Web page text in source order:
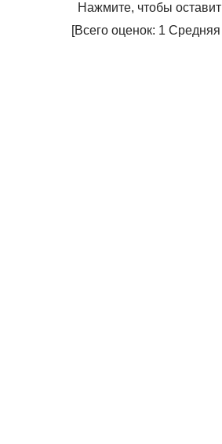
Нажмите, чтобы
[Всего оценок: 1 Средняя